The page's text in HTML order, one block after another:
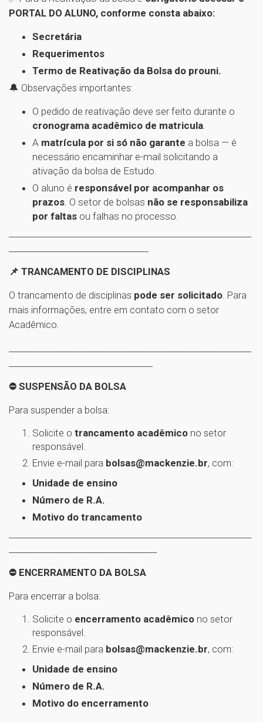
PORTAL DO ALUNO, conforme consta abaixo:
Secretária
Requerimentos
Termo de Reativação da Bolsa do prouni.
🔔 Observações importantes:
O pedido de reativação deve ser feito durante o
cronograma acadêmico de matricula.
A matrícula por si só não garante a bolsa — é
necessário encaminhar e-mail solicitando a
ativação da bolsa de Estudo.
O aluno é responsável por acompanhar os
prazos. O setor de bolsas não se responsabiliza
por faltas ou falhas no processo.
📌 TRANCAMENTO DE DISCIPLINAS
O trancamento de disciplinas pode ser solicitado. Para
mais informações, entre em contato com o setor
Acadêmico.
⛔ SUSPENSÃO DA BOLSA
Para suspender a bolsa:
Solicite o trancamento acadêmico no setor
responsável.
Envie e-mail para bolsas@mackenzie.br, com:
Unidade de ensino
Número de R.A.
Motivo do trancamento
⛔ ENCERRAMENTO DA BOLSA
Para encerrar a bolsa:
Solicite o encerramento acadêmico no setor
responsável.
Envie e-mail para bolsas@mackenzie.br, com:
Unidade de ensino
Número de R.A.
Motivo do encerramento